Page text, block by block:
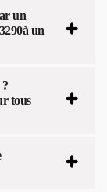
un
un
tous